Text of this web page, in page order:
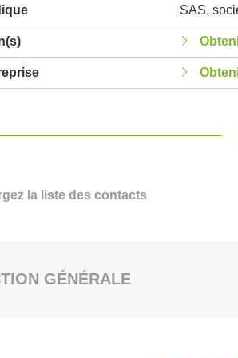
SAS,
la liste des contacts
GÉNÉRALE